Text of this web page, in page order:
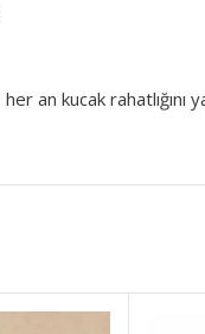
an kucak rahatlığını